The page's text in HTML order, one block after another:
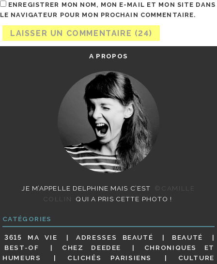
ENREGISTRER MON NOM, MON E-MAIL ET MON SITE DANS
LE NAVIGATEUR POUR MON PROCHAIN COMMENTAIRE.
A PROPOS
JE M’APPELLE DELPHINE MAIS C’EST
©CAMILLE
COLLIN
QUI A PRIS CETTE PHOTO !
CATÉGORIES
3615 MA VIE ADRESSES BEAUTÉ
BEAUTÉ
BEST-OF
CHEZ DEEDEE
CHRONIQUES ET
HUMEURS
CLICHÉS PARISIENS
CULTURE